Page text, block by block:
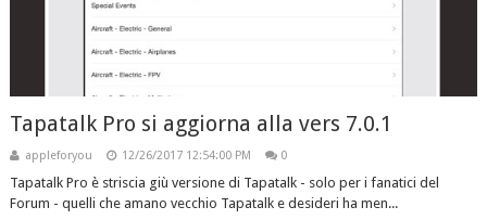
Tapatalk Pro si aggiorna alla vers 7.0.1
appleforyou 12/26/2017 12:54:00 PM 0
Tapatalk Pro è striscia giù versione di Tapatalk - solo per i fanatici del
Forum - quelli che amano vecchio Tapatalk e desideri ha men...